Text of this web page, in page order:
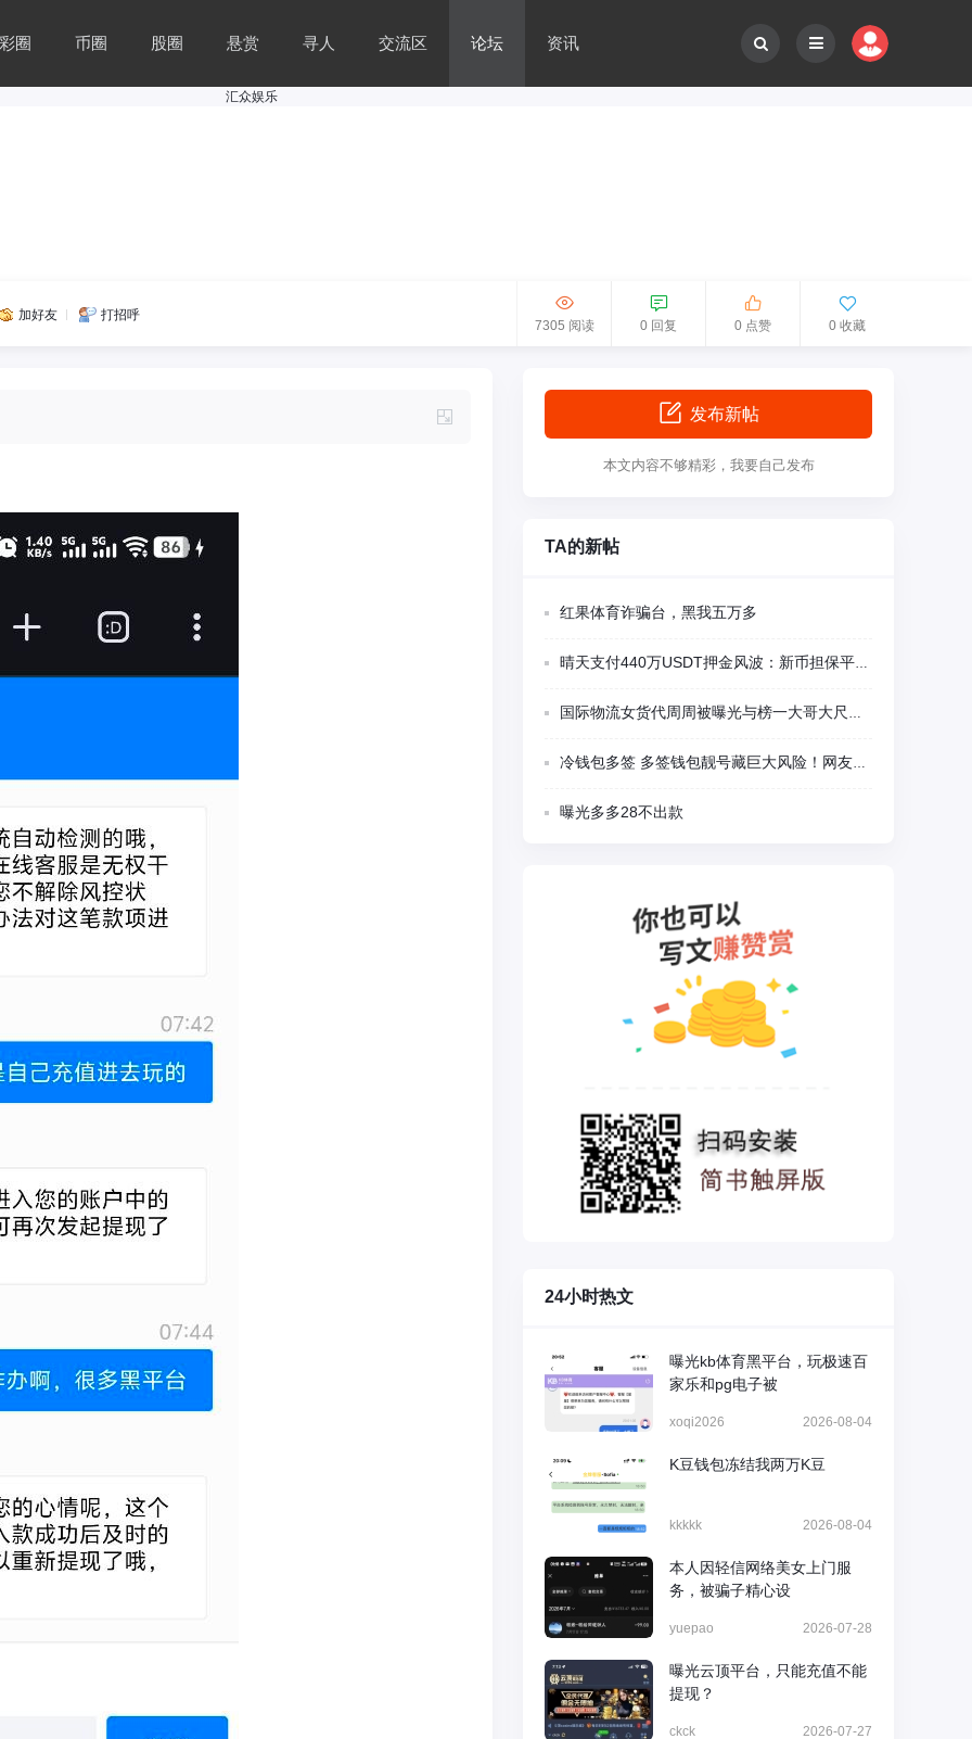
彩圈 币圈 股圈 悬赏 寻人 交流区 论坛 资讯
加好友 打招呼
7305 阅读 0 回复 0 点赞 0 收藏
发布新帖
本文内容不够精彩，我要自己发布
TA的新帖
红果体育诈骗台，黑我五万多
晴天支付440万USDT押金风波：新币担保平台多项异常被集中质疑
国际物流女货代周周被曝光与榜一大哥大尺度视频聊天
冷钱包多签 多签钱包靓号藏巨大风险！网友千U刚转入瞬间被盗 卖家留后门精准蹲守
曝光多多28不出款
24小时热文
曝光kb体育黑平台，玩极速百
家乐和pg电子被
xoqi2026 2026-08-04
K豆钱包冻结我两万K豆
kkkkk 2026-08-04
本人因轻信网络美女上门服
务，被骗子精心设
yuepao 2026-07-28
曝光云顶平台，只能充值不能
提现？
ckck 2026-07-27